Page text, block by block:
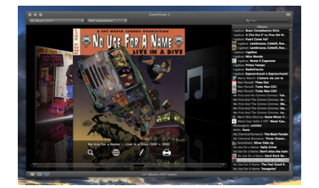
intuitiva.